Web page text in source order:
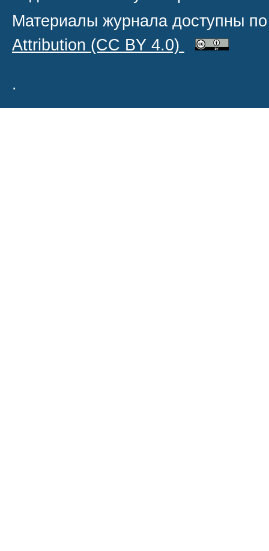
Материалы журнала доступны
Attribution (CC BY 4.0)
.